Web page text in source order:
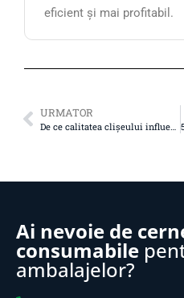
eficient și mai profitabil.
URMATOR
Ai nevoie de
consumabile
ambalajelor?